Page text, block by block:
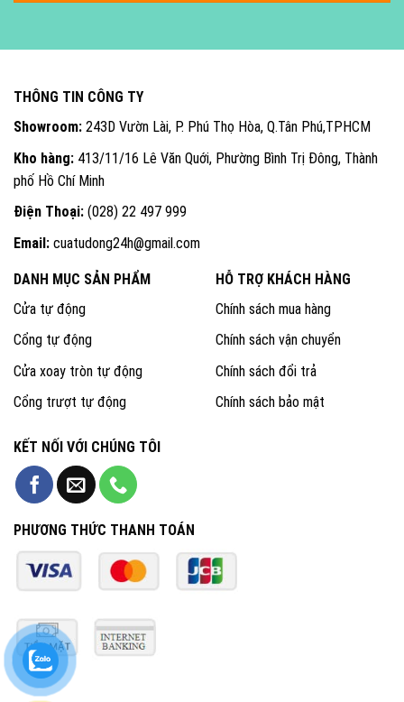
THÔNG TIN CÔNG TY
Showroom: 243D Vườn Lài, P. Phú Thọ Hòa, Q.Tân Phú,TPHCM
Kho hàng: 413/11/16 Lê Văn Quới, Phường Bình Trị Đông, Thành
phố Hồ Chí Minh
Điện Thoại: (028) 22 497 999
Email: cuatudong24h@gmail.com
DANH MỤC SẢN PHẨM
Cửa tự động
Cổng tự động
Cửa xoay tròn tự động
Cổng trượt tự động
HỖ TRỢ KHÁCH HÀNG
Chính sách mua hàng
Chính sách vận chuyển
Chính sách đổi trả
Chính sách bảo mật
KẾT NỐI VỚI CHÚNG TÔI
PHƯƠNG THỨC THANH TOÁN